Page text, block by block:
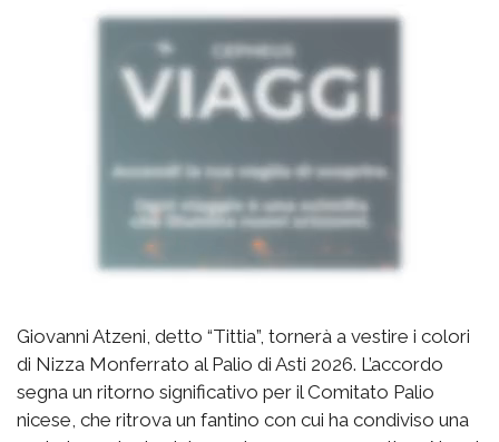
Giovanni Atzeni, detto “Tittia”, tornerà a vestire i colori
di Nizza Monferrato al Palio di Asti 2026. L’accordo
segna un ritorno significativo per il Comitato Palio
nicese, che ritrova un fantino con cui ha condiviso una